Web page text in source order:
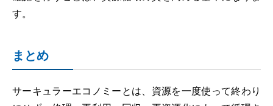
す。
まとめ
サーキュラーエコノミーとは、資源を一度使って終わり